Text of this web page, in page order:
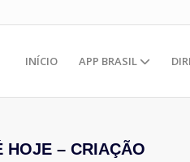
INÍCIO APP BRASIL
HOJE – CRIAÇÃO